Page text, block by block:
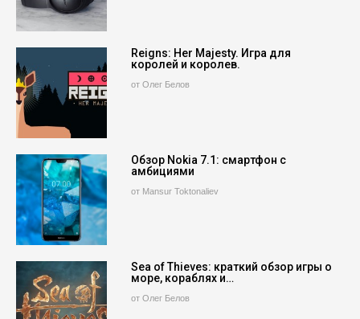
Reigns: Her Majesty. Игра для
королей и королев.
от Олег Белов
Обзор Nokia 7.1: смартфон с
амбициями
от Mansur Toktonaliev
Sea of Thieves: краткий обзор игры о
море, кораблях и…
от Олег Белов